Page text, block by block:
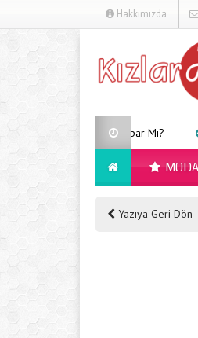
Hakkımızda
Arveles Uyku Yapar Mı?
MODA
Yazıya Geri Dön